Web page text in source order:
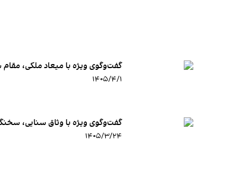
گفت‌وگوی ویژه با میعاد ملکی، مقام
۱۴۰۵/۴/۱
گفت‌وگوی ویژه با وثاق سنایی،
۱۴۰۵/۳/۲۴